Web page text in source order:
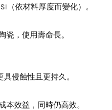
（依材料厚度而變化）。
瓷，使用壽命長。
具侵蝕性且更持久。
本效益，同時仍高效。